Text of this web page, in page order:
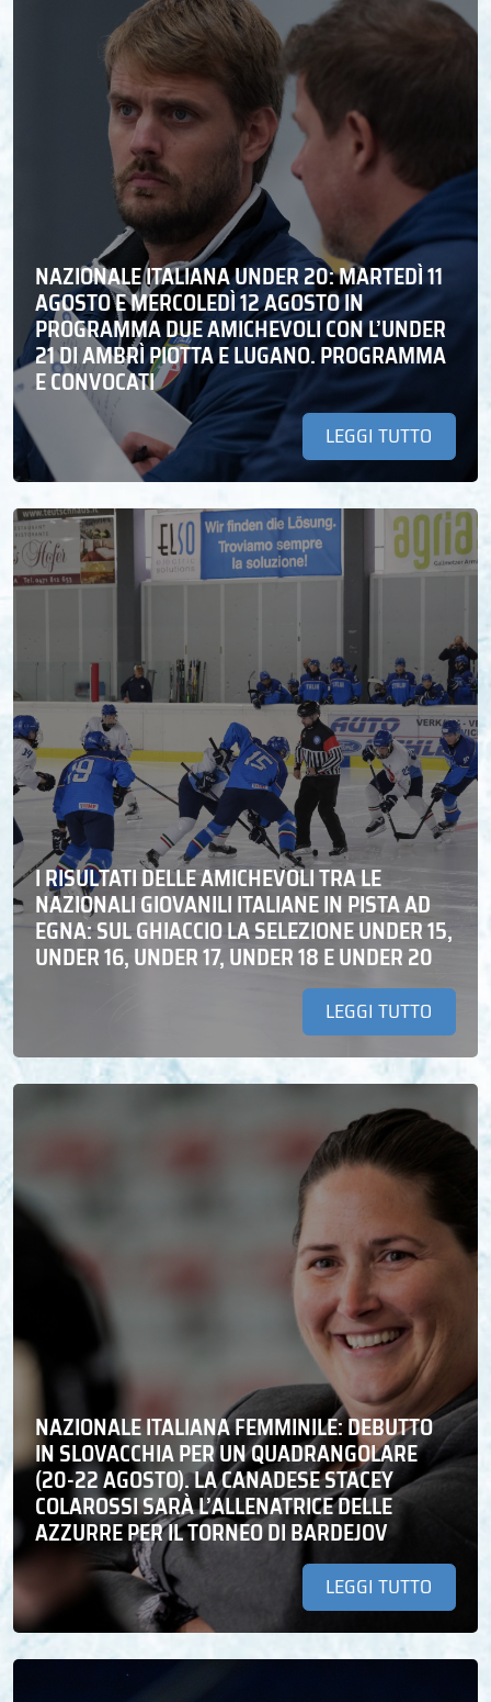
NAZIONALE ITALIANA UNDER 20: MARTEDÌ 11
AGOSTO E MERCOLEDÌ 12 AGOSTO IN
PROGRAMMA DUE AMICHEVOLI CON L’UNDER
21 DI AMBRÌ PIOTTA E LUGANO. PROGRAMMA
E CONVOCATI
LEGGI TUTTO
I RISULTATI DELLE AMICHEVOLI TRA LE
NAZIONALI GIOVANILI ITALIANE IN PISTA AD
EGNA: SUL GHIACCIO LA SELEZIONE UNDER 15,
UNDER 16, UNDER 17, UNDER 18 E UNDER 20
LEGGI TUTTO
NAZIONALE ITALIANA FEMMINILE: DEBUTTO
IN SLOVACCHIA PER UN QUADRANGOLARE
(20-22 AGOSTO). LA CANADESE STACEY
COLAROSSI SARÀ L’ALLENATRICE DELLE
AZZURRE PER IL TORNEO DI BARDEJOV
LEGGI TUTTO